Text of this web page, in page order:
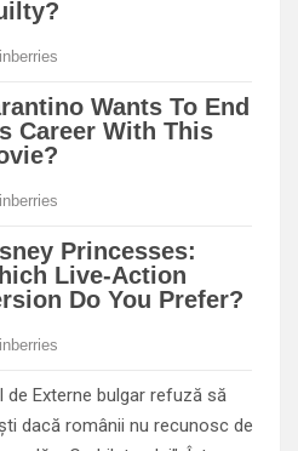
Externe bulgar refuză să
dacă românii nu recunosc de